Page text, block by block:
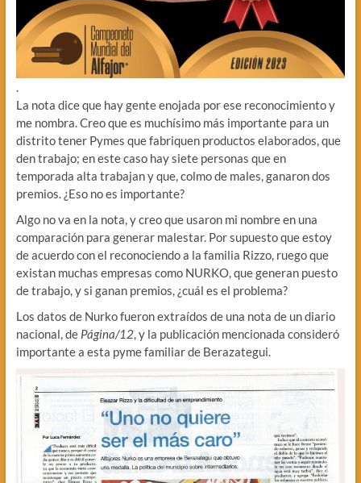
.
La nota dice que hay gente enojada por ese reconocimiento y
me nombra. Creo que es muchísimo más importante para un
distrito tener Pymes que fabriquen productos elaborados, que
den trabajo; en este caso hay siete personas que en
temporada alta trabajan y que, colmo de males, ganaron dos
premios. ¿Eso no es importante?
Algo no va en la nota, y creo que usaron mi nombre en una
comparación para generar malestar. Por supuesto que estoy
de acuerdo con el reconociendo a la familia Rizzo, ruego que
existan muchas empresas como NURKO, que generan puesto
de trabajo, y si ganan premios, ¿cuál es el problema?
Los datos de Nurko fueron extraídos de una nota de un diario
nacional, de Página/12, y la publicación mencionada consideró
importante a esta pyme familiar de Berazategui.